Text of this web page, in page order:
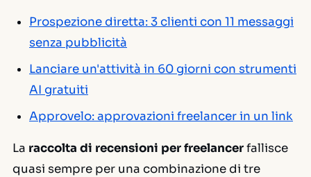
Prospezione diretta: 3 clienti con 11 messaggi
senza pubblicità
Lanciare un'attività in 60 giorni con strumenti
AI gratuiti
Approvelo: approvazioni freelancer in un link
La raccolta di recensioni per freelancerfallisce
quasi sempre per una combinazione di tre